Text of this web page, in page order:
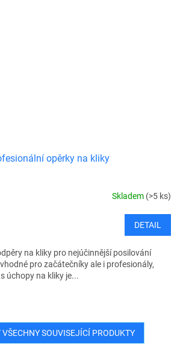
opěrky na kliky
Skladem (>5 ks)
DETAIL
na kliky pro nejúčinnější posilování
pro začátečníky ale i profesionály,
úchopy na kliky je...
SOUVISEJÍCÍ PRODUKTY